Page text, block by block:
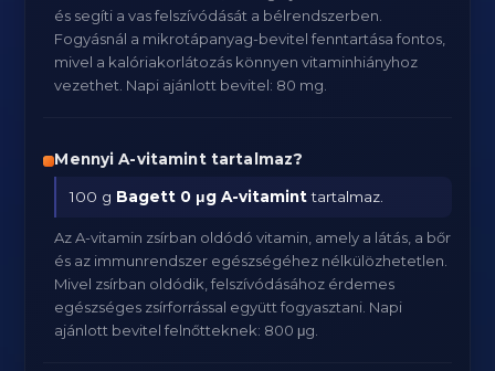
és segíti a vas felszívódását a bélrendszerben.
Fogyásnál a mikrotápanyag-bevitel fenntartása fontos,
mivel a kalóriakorlátozás könnyen vitaminhiányhoz
vezethet. Napi ajánlott bevitel: 80 mg.
Mennyi A-vitamint tartalmaz?
100 g Bagett 0 μg A-vitaminttartalmaz.
Az A-vitamin zsírban oldódó vitamin, amely a látás, a bőr
és az immunrendszer egészségéhez nélkülözhetetlen.
Mivel zsírban oldódik, felszívódásához érdemes
egészséges zsírforrással együtt fogyasztani. Napi
ajánlott bevitel felnőtteknek: 800 μg.